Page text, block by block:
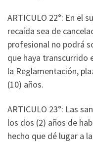
ARTICULO 22°: En el
recaída sea de
profesional no podrá
que haya transcurrido
la Reglamentación,
(10) años.
ARTICULO 23°: Las
los dos (2) años de
hecho que dé lugar a